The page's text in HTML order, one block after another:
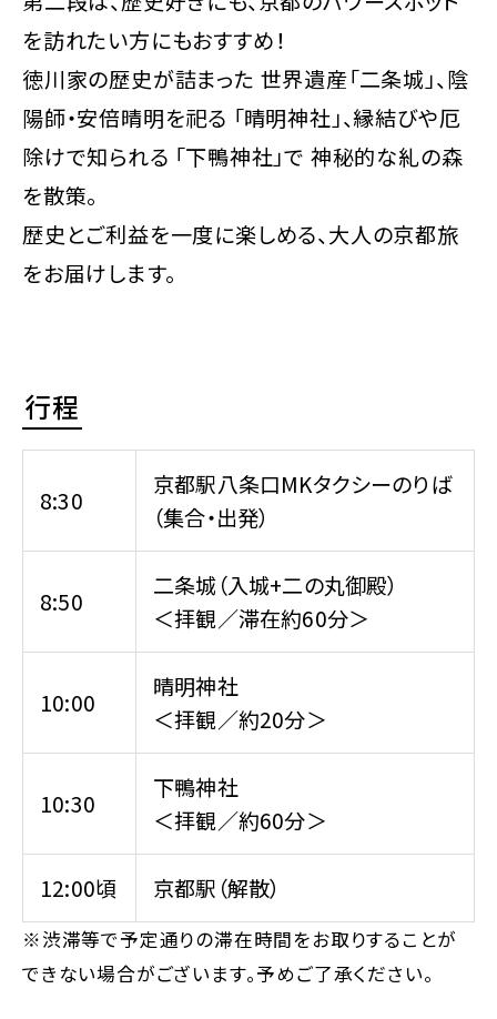
を訪れたい方にもおすすめ！
徳川家の歴史が詰まった 世界遺産「二条城」、陰
陽師・安倍晴明を祀る 「晴明神社」、縁結びや厄
除けで知られる 「下鴨神社」で 神秘的な糺の森
を散策。
歴史とご利益を一度に楽しめる、大人の京都旅
をお届けします。
行程
8:30
京都駅八条口MKタクシーのりば
（集合・出発）
8:50
二条城（入城+二の丸御殿）
＜拝観／滞在約60分＞
10:00
晴明神社
＜拝観／約20分＞
10:30
下鴨神社
＜拝観／約60分＞
12:00頃 京都駅（解散）
※渋滞等で予定通りの滞在時間をお取りすることが
できない場合がございます。予めご了承ください。